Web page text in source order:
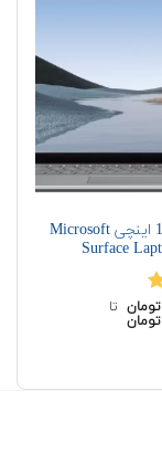
لپ تاپ 13.5 اینچی Microsoft
تومان‌ تا ‌
تومان